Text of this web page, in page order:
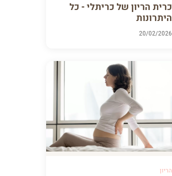
כרית הריון של כריתלי - כל
היתרונות
20/02/2026
הריון